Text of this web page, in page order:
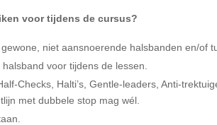
voor tijdens de cursus?
niet aansnoerende halsbanden en/of
voor tijdens de lessen.
Checks, Halti’s, Gentle-leaders, Anti-
met dubbele stop mag wél.